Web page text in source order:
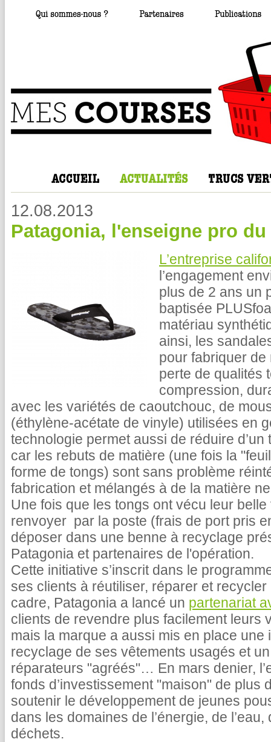
12.08.2013
Patagonia, l'enseigne pro
L’entreprise
l’engagement
plus de 2 ans un
baptisée
matériau
ainsi, les
pour fabriquer de
perte de qualités
compression,
avec les variétés de caoutchouc, de
(éthylène-acétate de vinyle) utilisées en
technologie permet aussi de réduire
car les rebuts de matière (une fois la
forme de tongs) sont sans problème
fabrication et mélangés à de la matière
Une fois que les tongs ont vécu leur
renvoyer par la poste (frais de port pris
déposer dans une benne à recyclage
Patagonia et partenaires de l'opération.
Cette initiative s’inscrit dans le
ses clients à réutiliser, réparer et
cadre, Patagonia a lancé un partenariat
clients de revendre plus facilement leurs
mais la marque a aussi mis en place
recyclage de ses vêtements usagés et
réparateurs "agréés"… En mars denier,
fonds d’investissement "maison" de plus
soutenir le développement de jeunes
dans les domaines de l’énergie, de l’eau,
déchets.